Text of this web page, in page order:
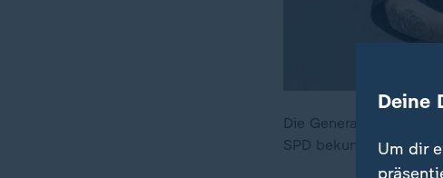
Die Generaldebatte
SPD bekunden den
Deine
Um dir